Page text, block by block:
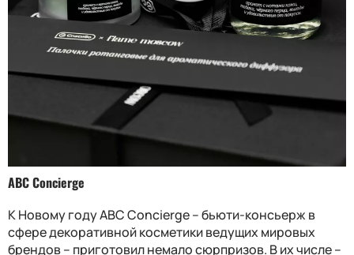
ABC Concierge
К Новому году ABC Concierge – бьюти-консьерж в
сфере декоративной косметики ведущих мировых
брендов – приготовил немало сюрпризов. В их числе –